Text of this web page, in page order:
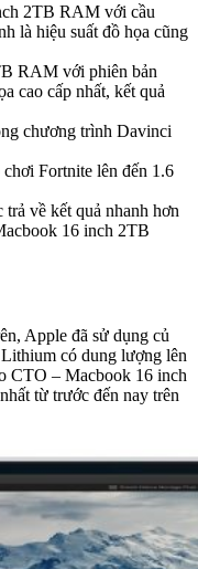
2TB RAM với cầu
là hiệu suất đồ họa cũng
RAM với phiên bản
cao cấp nhất, kết quả
chương trình Davinci
Fortnite lên đến 1.6
về kết quả nhanh hơn
16 inch 2TB
Apple đã sử dụng củ
có dung lượng lên
CTO – Macbook 16 inch
từ trước đến nay trên